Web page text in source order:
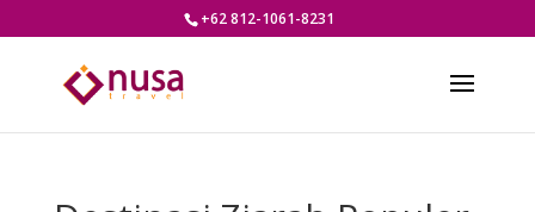
+62 812-1061-8231